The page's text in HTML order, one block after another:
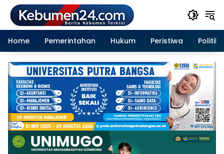
Langsung
konten
Home
Pemerintahan Hukum Peristiwa Politik